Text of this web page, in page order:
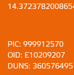
PIC: 999912570
OID: E10209207
DUNS: 360576495